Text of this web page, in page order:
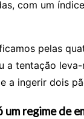
com um
pelas
a tentação
a ingerir dois
um regime de